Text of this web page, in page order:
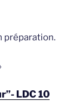
préparation.
LDC 10